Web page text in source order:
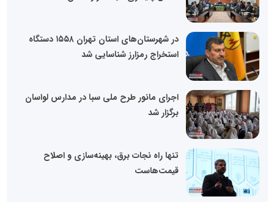
در شهرستان‌های استان تهران ۱۵۵۸ دستگاه
استخراج رمزارز شناسایی شد
اجرای مانور طرح ملی سبا در مدارس لواسان
برگزار شد
تنها راه نجات برق، بهینه‌سازی و اصلاح
قیمت‌هاست